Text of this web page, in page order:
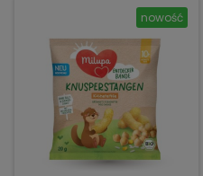
nowość